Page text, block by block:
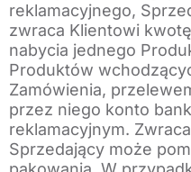
reklamacyjnego,
zwraca Klientowi
nabycia jednego
Produktów
Zamówienia,
przez niego konto
reklamacyjnym.
Sprzedający może